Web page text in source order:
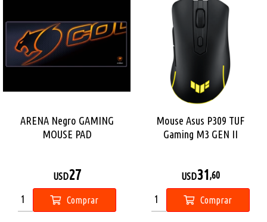
ARENA Negro GAMING
MOUSE PAD
USD27
Comprar
Mouse Asus P309 TUF
Gaming M3 GEN II
USD31 ,60
Comprar